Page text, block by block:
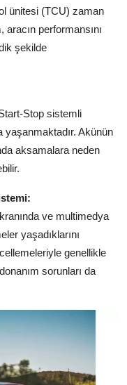
ünitesi (TCU) zaman
performansını
şekilde
Stop sistemli
yaşanmaktadır. Akünün
aksamalara neden
ve multimedya
yaşadıklarını
genellikle
sorunları da